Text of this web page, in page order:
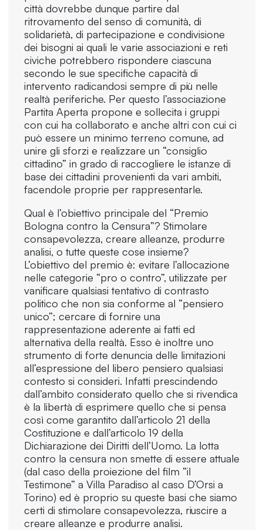
città dovrebbe dunque partire dal
ritrovamento del senso di comunità, di
solidarietà, di partecipazione e condivisione
dei bisogni ai quali le varie associazioni e reti
civiche potrebbero rispondere ciascuna
secondo le sue specifiche capacità di
intervento radicandosi sempre di più nelle
realtà periferiche. Per questo l’associazione
Partita Aperta propone e sollecita i gruppi
con cui ha collaborato e anche altri con cui ci
può essere un minimo terreno comune, ad
unire gli sforzi e realizzare un “consiglio
cittadino” in grado di raccogliere le istanze di
base dei cittadini provenienti da vari ambiti,
facendole proprie per rappresentarle.
Qual è l’obiettivo principale del “Premio
Bologna contro la Censura”? Stimolare
consapevolezza, creare alleanze, produrre
analisi, o tutte queste cose insieme?
L’obiettivo del premio è: evitare l’allocazione
nelle categorie “pro o contro”, utilizzate per
vanificare qualsiasi tentativo di contrasto
politico che non sia conforme al “pensiero
unico”; cercare di fornire una
rappresentazione aderente ai fatti ed
alternativa della realtà. Esso è inoltre uno
strumento di forte denuncia delle limitazioni
all’espressione del libero pensiero qualsiasi
contesto si consideri. Infatti prescindendo
dall’ambito considerato quello che si rivendica
è la libertà di esprimere quello che si pensa
così come garantito dall’articolo 21 della
Costituzione e dall’articolo 19 della
Dichiarazione dei Diritti dell’Uomo. La lotta
contro la censura non smette di essere attuale
(dal caso della proiezione del film “il
Testimone” a Villa Paradiso al caso D’Orsi a
Torino) ed è proprio su queste basi che siamo
certi di stimolare consapevolezza, riuscire a
creare alleanze e produrre analisi.